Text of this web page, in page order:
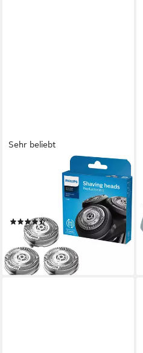
Sehr beliebt
Ersatzscherköpfe SH50/50,
für Rasierer Series 5000 und
(135)
ab 34,99 € UVP44,99 €
-22%
lieferbar - in 1-2 Werktagen bei dir